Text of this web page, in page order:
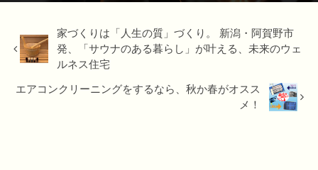
家づくりは「人生の質」づくり。 新潟・阿賀野市
発、「サウナのある暮らし」が叶える、未来のウェ
ルネス住宅
エアコンクリーニングをするなら、秋か春がオスス
メ！